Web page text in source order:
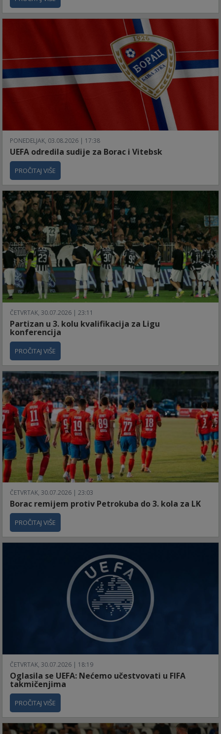
PONEDELJAK, 03.08.2026 | 17:38
UEFA odredila sudije za Borac i Vitebsk
PROČITAJ VIŠE
ČETVRTAK, 30.07.2026 | 23:11
Partizan u 3. kolu kvalifikacija za Ligu
konferencija
PROČITAJ VIŠE
ČETVRTAK, 30.07.2026 | 23:03
Borac remijem protiv Petrokuba do 3. kola za LK
PROČITAJ VIŠE
ČETVRTAK, 30.07.2026 | 18:19
Oglasila se UEFA: Nećemo učestvovati u FIFA
takmičenjima
PROČITAJ VIŠE